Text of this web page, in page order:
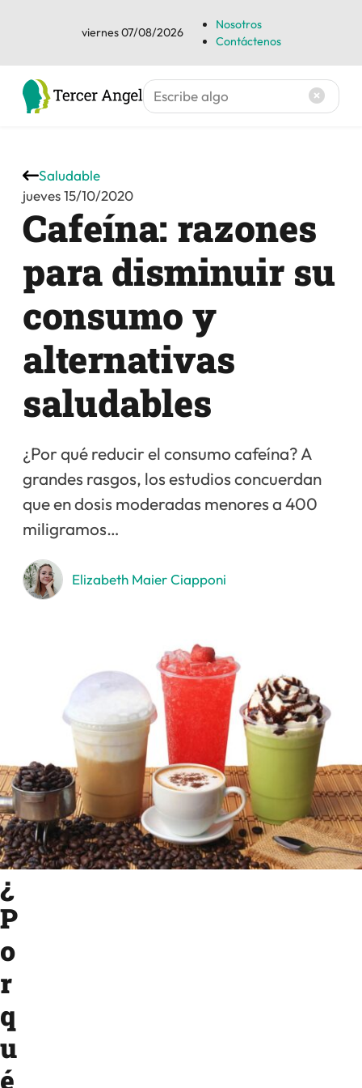
viernes 07/08/2026
Nosotros
Contáctenos
Cafeína: razones
para disminuir su
consumo y
alternativas
saludables
Saludable
jueves 15/10/2020
¿Por qué reducir el consumo cafeína? A
grandes rasgos, los estudios concuerdan
que en dosis moderadas menores a 400
miligramos…
Elizabeth Maier Ciapponi
¿
P
o
r
q
u
é